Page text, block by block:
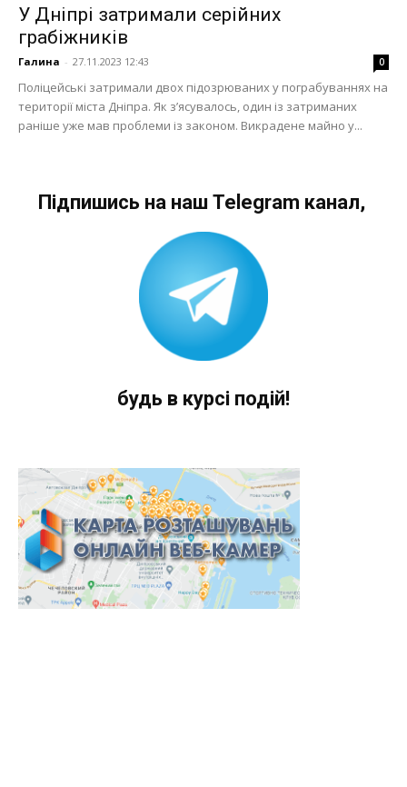
У Дніпрі затримали серійних
грабіжників
Галина - 27.11.2023 12:43 0
Поліцейські затримали двох підозрюваних у пограбуваннях на
території міста Дніпра. Як з’ясувалось, один із затриманих
раніше уже мав проблеми із законом. Викрадене майно у...
Підпишись на наш Telegram канал,
будь в курсі подій!